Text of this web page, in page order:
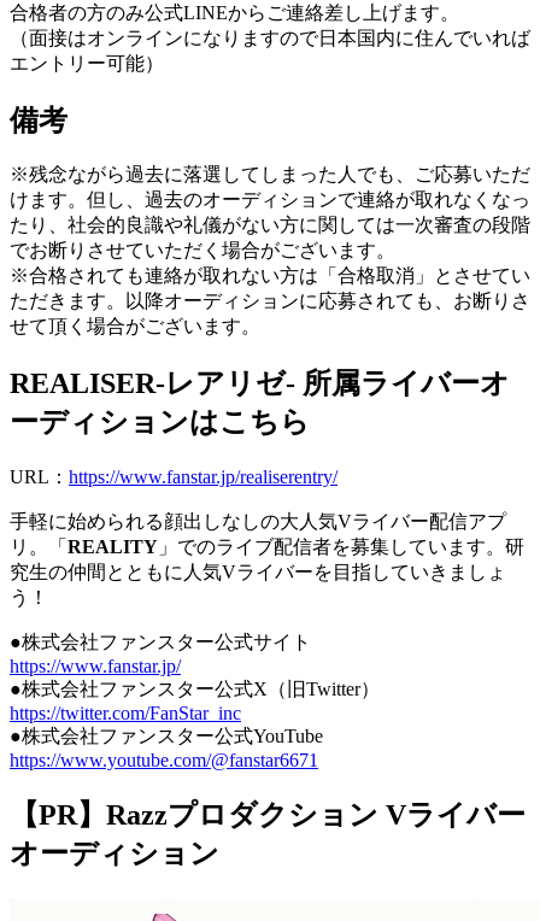
合格者の方のみ公式LINEからご連絡差し上げます。
（面接はオンラインになりますので日本国内に住んでいれば
エントリー可能）
備考
※残念ながら過去に落選してしまった人でも、ご応募いただ
けます。但し、過去のオーディションで連絡が取れなくなっ
たり、社会的良識や礼儀がない方に関しては一次審査の段階
でお断りさせていただく場合がございます。
※合格されても連絡が取れない方は「合格取消」とさせてい
ただきます。以降オーディションに応募されても、お断りさ
せて頂く場合がございます。
REALISER-レアリゼ- 所属ライバーオ
ーディションはこちら
URL： https://www.fanstar.jp/realiserentry/
手軽に始められる顔出しなしの大人気Vライバー配信アプ
リ。「 REALITY 」でのライブ配信者を募集しています。研
究生の仲間とともに人気Vライバーを目指していきましょ
う！
●株式会社ファンスター公式サイト
https://www.fanstar.jp/
●株式会社ファンスター公式X（旧Twitter）
https://twitter.com/FanStar_inc
●株式会社ファンスター公式YouTube
https://www.youtube.com/@fanstar6671
【PR】Razzプロダクション Vライバー
オーディション